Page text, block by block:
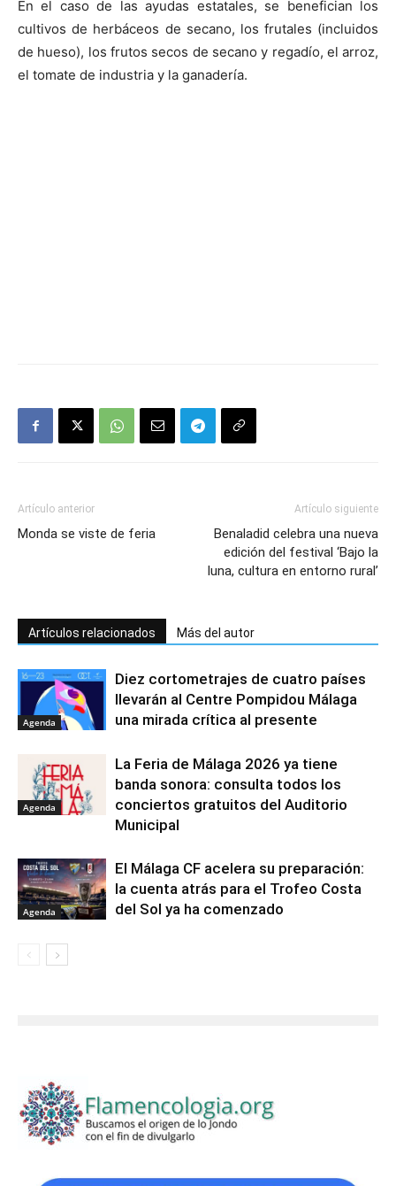
En el caso de las ayudas estatales, se benefician los
cultivos de herbáceos de secano, los frutales (incluidos
de hueso), los frutos secos de secano y regadío, el arroz,
el tomate de industria y la ganadería.
Artículo anterior
Monda se viste de feria
Artículo siguiente
Benaladid celebra una nueva
edición del festival ‘Bajo la
luna, cultura en entorno rural’
Artículos relacionados Más del autor
Agenda
Diez cortometrajes de cuatro países
llevarán al Centre Pompidou Málaga
una mirada crítica al presente
Agenda
La Feria de Málaga 2026 ya tiene
banda sonora: consulta todos los
conciertos gratuitos del Auditorio
Municipal
Agenda
El Málaga CF acelera su preparación:
la cuenta atrás para el Trofeo Costa
del Sol ya ha comenzado